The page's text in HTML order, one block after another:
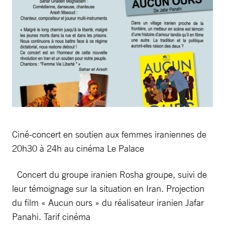
Ciné-concert en soutien aux femmes iraniennes de
20h30 à 24h au cinéma Le Palace
Concert du groupe iranien Rosha groupe, suivi de
leur témoignage sur la situation en Iran. Projection
du film « Aucun ours » du réalisateur iranien Jafar
Panahi. Tarif cinéma